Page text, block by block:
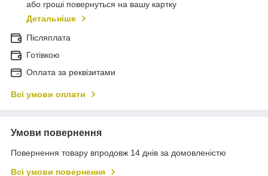
або гроші повернуться на вашу картку
Детальніше
Післяплата
Готівкою
Оплата за реквізитами
Всі умови оплати
Умови повернення
Повернення товару впродовж 14 днів за домовленістю
Всі умови повернення